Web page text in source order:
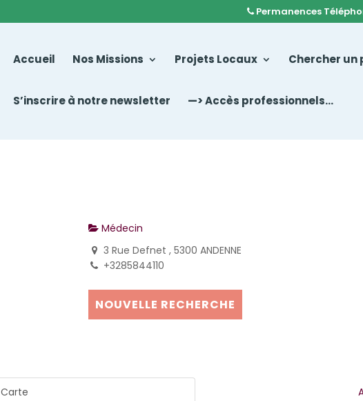
Permanences
Accueil Nos Missions Projets Locaux Chercher
S’inscrire à notre newsletter —> Accès professionnels…
Médecin
3 Rue Defnet , 5300 ANDENNE
+3285844110
NOUVELLE RECHERCHE
Carte